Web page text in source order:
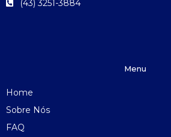
(43) 3251-3884
Menu
Home
Sobre Nós
FAQ